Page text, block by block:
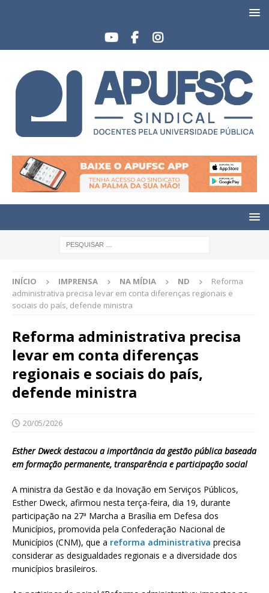
INÍCIO IMPRENSA NA MÍDIA ND
Reforma
administrativa precisa levar em conta diferenças regionais e
sociais do país, defende ministra
Reforma administrativa precisa
levar em conta diferenças
regionais e sociais do país,
defende ministra
20/05/2026
Esther Dweck destacou a importância da gestão pública baseada
em formação permanente, transparência e participação social
A ministra da Gestão e da Inovação em Serviços Públicos,
Esther Dweck, afirmou nesta terça-feira, dia 19, durante
participação na 27ª Marcha a Brasília em Defesa dos
Municípios, promovida pela Confederação Nacional de
Municípios (CNM), que a reforma administrativa precisa
considerar as desigualdades regionais e a diversidade dos
municípios brasileiros.